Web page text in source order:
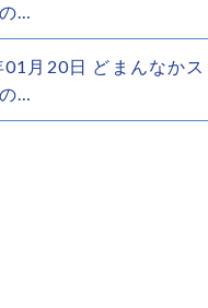
…
月20日 どまんなか
…